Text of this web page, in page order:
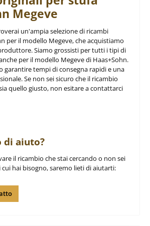
Megeve
un'ampia selezione di ricambi
per il modello Megeve, che acquistiamo
Siamo grossisti per tutti i tipi di
per il modello Megeve di Haas+Sohn.
garantire tempi di consegna rapidi e una
Se non sei sicuro che il ricambio
quello giusto, non esitare a contattarci
di aiuto?
il ricambio che stai cercando o non sei
cui hai bisogno, saremo lieti di aiutarti: